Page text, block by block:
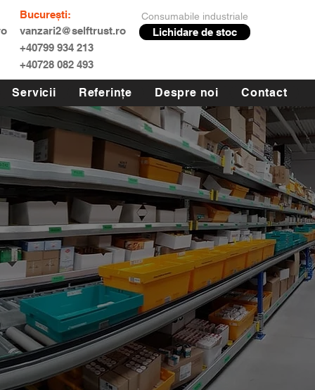
București:
vanzari2@selftrust.ro
+40799 934 213
+40728 082 493
Consumabile industriale
Lichidare de stoc
Servicii Referințe Despre noi Contact